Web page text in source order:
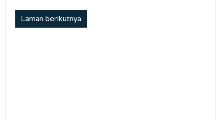
Laman berikutnya